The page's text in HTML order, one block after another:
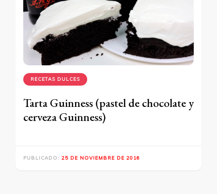
RECETAS DULCES
Tarta Guinness (pastel de chocolate y
cerveza Guinness)
PUBLICADO: 25 DE NOVIEMBRE DE 2016